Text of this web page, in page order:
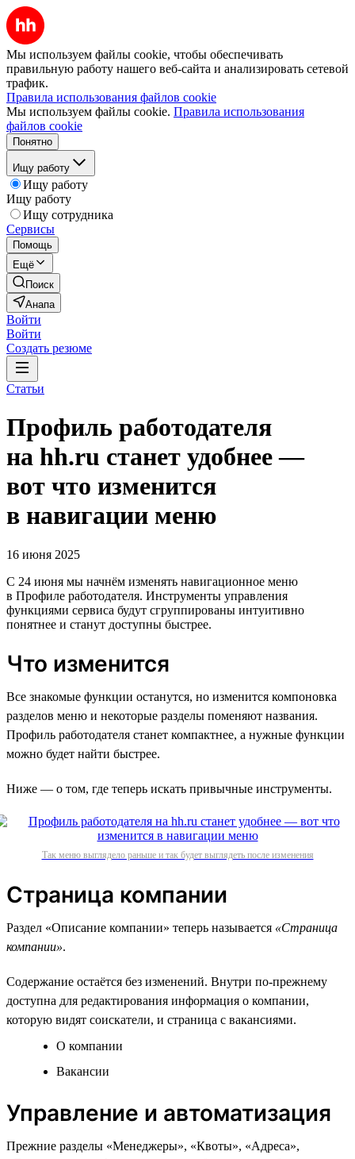
Мы используем файлы cookie, чтобы обеспечивать
правильную работу нашего веб-сайта и анализировать сетевой
трафик.
Правила использования файлов cookie
Мы используем файлы cookie. Правила использования
файлов cookie
Понятно
Ищу работу
Ищу работу
Ищу работу
Ищу сотрудника
Сервисы
Помощь
Ещё
Поиск
Анапа
Войти
Войти
Создать резюме
Статьи
Профиль работодателя
на hh.ru станет удобнее —
вот что изменится
в навигации меню
16 июня 2025
С 24 июня мы начнём изменять навигационное меню
в Профиле работодателя. Инструменты управления
функциями сервиса будут сгруппированы интуитивно
понятнее и станут доступны быстрее.
Что изменится
Все знакомые функции останутся, но изменится компоновка
разделов меню и некоторые разделы поменяют названия.
Профиль работодателя станет компактнее, а нужные функции
можно будет найти быстрее.
Ниже — о том, где теперь искать привычные инструменты.
Так меню выглядело раньше и так будет выглядеть после изменения
Страница компании
Раздел «Описание компании» теперь называется «Страница
компании».
Содержание остаётся без изменений. Внутри по-прежнему
доступна для редактирования информация о компании,
которую видят соискатели, и страница с вакансиями.
О компании
Вакансии
Управление и автоматизация
Прежние разделы «Менеджеры», «Квоты», «Адреса»,